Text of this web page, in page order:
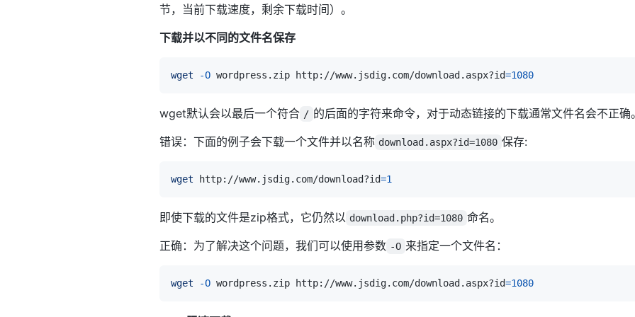
节，当前下载速度，剩余下载时间）。
下载并以不同的文件名保存
wget -O wordpress.zip http://www.jsdig.com/download.aspx?id=1080
wget默认会以最后一个符合 / 的后面的字符来命令，对于动态链接的下载通常文件名会不正确
错误：下面的例子会下载一个文件并以名称 download.aspx?id=1080 保存:
wget http://www.jsdig.com/download?id=1
即使下载的文件是zip格式，它仍然以 download.php?id=1080 命名。
正确：为了解决这个问题，我们可以使用参数 -O 来指定一个文件名：
wget -O wordpress.zip http://www.jsdig.com/download.aspx?id=1080